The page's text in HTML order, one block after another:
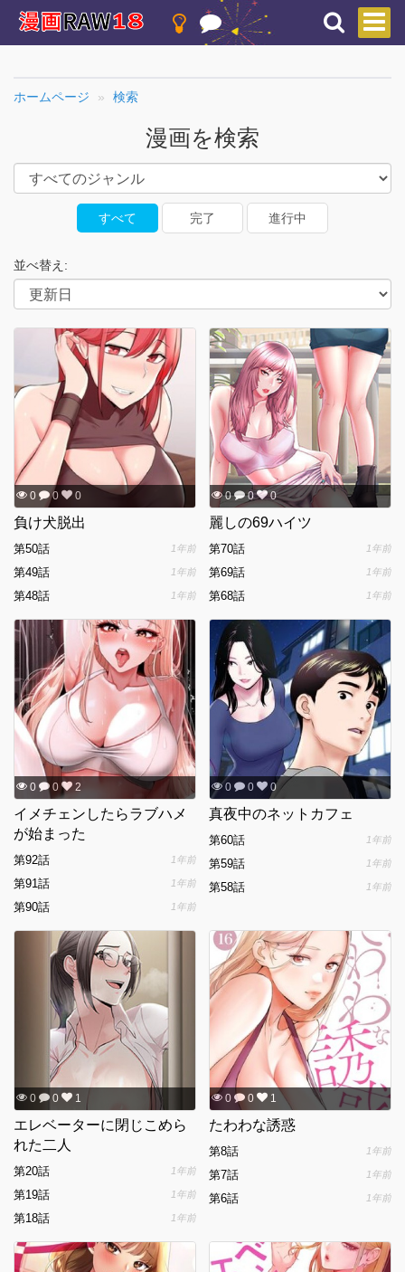
ホームページ 検索
漫画を検索
すべて 完了 進行中
並べ替え:
0 0 0
負け犬脱出
第50話 1年前
第49話 1年前
第48話 1年前
0 0 0
麗しの69ハイツ
第70話 1年前
第69話 1年前
第68話 1年前
0 0 2
イメチェンしたらラブハメ
が始まった
第92話 1年前
第91話 1年前
第90話 1年前
0 0 0
真夜中のネットカフェ
第60話 1年前
第59話 1年前
第58話 1年前
0 0 1
エレベーターに閉じこめら
れた二人
第20話 1年前
第19話 1年前
第18話 1年前
0 0 1
たわわな誘惑
第8話 1年前
第7話 1年前
第6話 1年前